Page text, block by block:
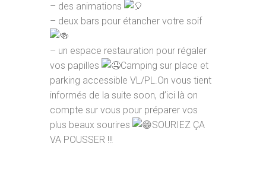
– des animations
– deux bars pour étancher votre soif
– un espace restauration pour régaler
vos papilles
Camping sur place et
parking accessible VL/PL.On vous tient
informés de la suite soon, d’ici là on
compte sur vous pour préparer vos
plus beaux sourires
SOURIEZ ÇA
VA POUSSER !!!